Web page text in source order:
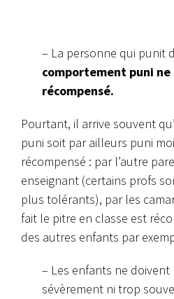
– La personne qui punit
comportement puni
récompensé.
Pourtant, il arrive souvent
puni soit par ailleurs puni
récompensé : par l’autre
enseignant (certains profs
plus tolérants), par les
fait le pitre en classe est
des autres enfants par
– Les enfants ne
sévèrement ni trop